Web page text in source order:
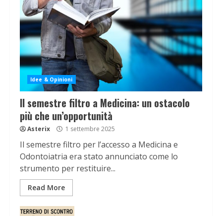
Idee & Opinioni
Il semestre filtro a Medicina: un ostacolo
più che un’opportunità
Asterix 1 settembre 2025
Il semestre filtro per l’accesso a Medicina e
Odontoiatria era stato annunciato come lo
strumento per restituire...
Read More